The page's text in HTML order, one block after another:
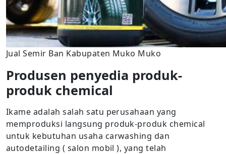
Jual Semir Ban Kabupaten Muko Muko
Produsen penyedia produk-
produk chemical
Ikame adalah salah satu perusahaan yang
memproduksi langsung produk-produk chemical
untuk kebutuhan usaha carwashing dan
autodetailing ( salon mobil ), yang telah